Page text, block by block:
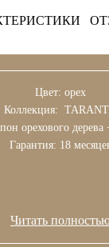
Цвет: орех
Коллекция:
орехового дерева
Гарантия: 18
Читать